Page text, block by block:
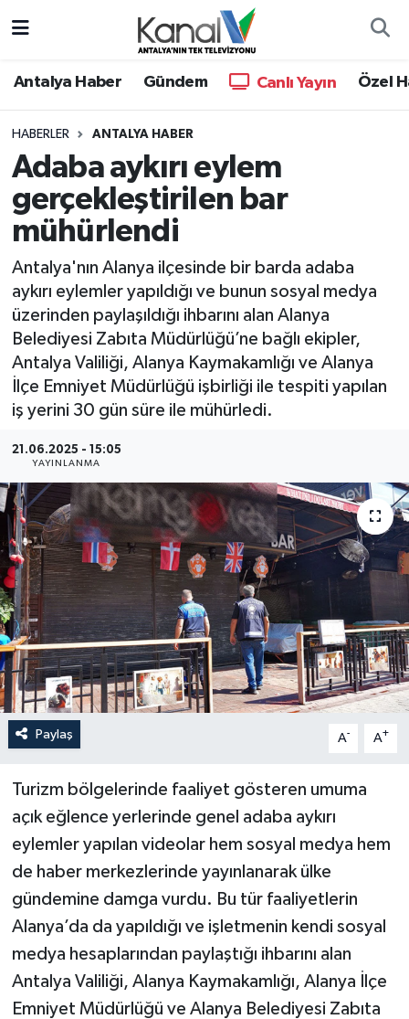
Antalya Haber Gündem Canlı Yayın Özel
HABERLER ANTALYA HABER
Adaba aykırı eylem
gerçekleştirilen bar
mühürlendi
Antalya'nın Alanya ilçesinde bir barda adaba
aykırı eylemler yapıldığı ve bunun sosyal medya
üzerinden paylaşıldığı ihbarını alan Alanya
Belediyesi Zabıta Müdürlüğü’ne bağlı ekipler,
Antalya Valiliği, Alanya Kaymakamlığı ve Alanya
İlçe Emniyet Müdürlüğü işbirliği ile tespiti yapılan
iş yerini 30 gün süre ile mühürledi.
21.06.2025 - 15:05
YAYINLANMA
Paylaş A- A+
Turizm bölgelerinde faaliyet gösteren umuma
açık eğlence yerlerinde genel adaba aykırı
eylemler yapılan videolar hem sosyal medya hem
de haber merkezlerinde yayınlanarak ülke
gündemine damga vurdu. Bu tür faaliyetlerin
Alanya’da da yapıldığı ve işletmenin kendi sosyal
medya hesaplarından paylaştığı ihbarını alan
Antalya Valiliği, Alanya Kaymakamlığı, Alanya İlçe
Emniyet Müdürlüğü ve Alanya Belediyesi Zabıta
Antalya Haber
Dünya
Eğitim
Gündem
Günün Manşetleri
Haber Kuşakları
Haberler
KANALV Spor
Kültür Sanat
Magazin
Öğle Bülteni
Sağlık
Siyaset
Spor
Teknoloji
Televizyon
Turizm
Yaşam
Hava Durumu
Trafik Durumu
Süper Lig Puan Durumu ve Fikstür
Son Dakika Haberleri
Haber Arşivi